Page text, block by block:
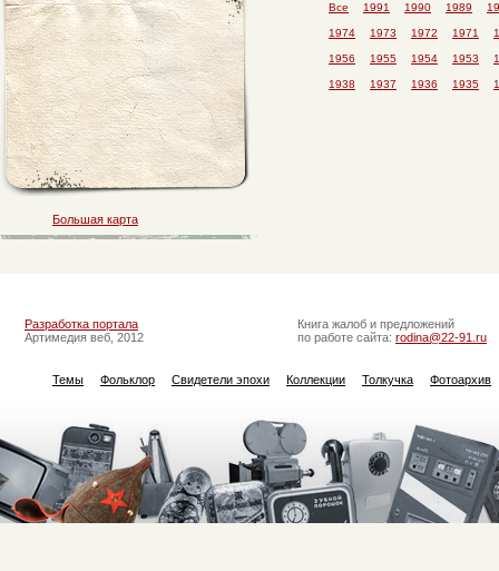
Все 1991 1990 1989
1974 1973 1972 1971
1956 1955 1954 1953
1938 1937 1936 1935
Большая карта
Разработка портала
Артимедия веб, 2012
Книга жалоб и предложений
по работе сайта: rodina@22-91.ru
Темы Фольклор Свидетели эпохи Коллекции Толкучка Фотоархив